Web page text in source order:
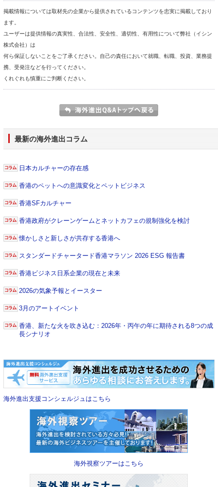
掲載情報については取材先の企業から提供されているコンテンツを忠実に掲載しており
ます。
ユーザーは提供情報の真実性、合法性、安全性、適切性、有用性について弊社（イシン
株式会社）は
何ら保証しないことをご了承ください。自己の責任において就職、転職、投資、業務提
携、受発注などを行ってください。
くれぐれも慎重にご判断ください。
最新の海外進出コラム
日本カルチャーの存在感
香港のペットへの意識変化とペットビジネス
香港SFカルチャー
香港政府がクレーンゲームとネットカフェの規制強化を検討
懐かしさと新しさが共存する香港へ
スタンダードチャータード香港マラソン 2026 ESG 報告書
香港ビジネス日系企業の現在と未来
2026の気象予報とイースター
3月のアートイベント
香港、新たな火を吹き込む：2026年・丙午の年に期待される8つの成
長シナリオ
海外進出支援コンシェルジュはこちら
海外視察ツアーはこちら